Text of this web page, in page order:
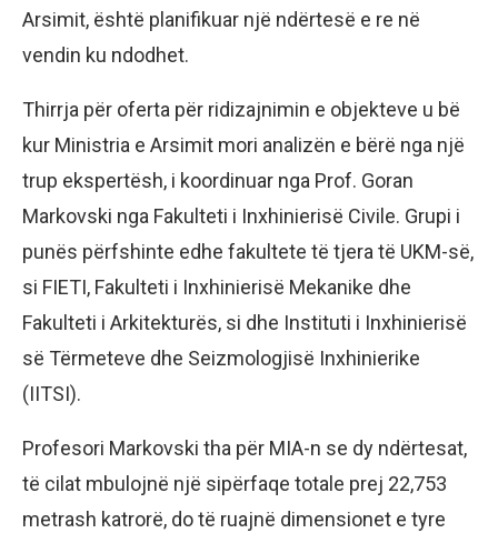
Arsimit, është planifikuar një ndërtesë e re në
vendin ku ndodhet.
Thirrja për oferta për ridizajnimin e objekteve u bë
kur Ministria e Arsimit mori analizën e bërë nga një
trup ekspertësh, i koordinuar nga Prof. Goran
Markovski nga Fakulteti i Inxhinierisë Civile. Grupi i
punës përfshinte edhe fakultete të tjera të UKM-së,
si FIETI, Fakulteti i Inxhinierisë Mekanike dhe
Fakulteti i Arkitekturës, si dhe Instituti i Inxhinierisë
së Tërmeteve dhe Seizmologjisë Inxhinierike
(IITSI).
Profesori Markovski tha për MIA-n se dy ndërtesat,
të cilat mbulojnë një sipërfaqe totale prej 22,753
metrash katrorë, do të ruajnë dimensionet e tyre